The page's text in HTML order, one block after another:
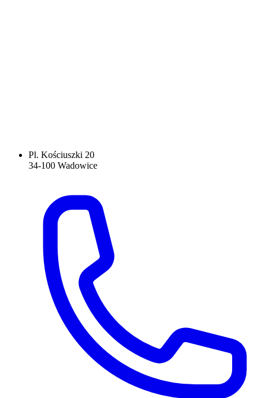
Pl. Kościuszki 20
34-100 Wadowice